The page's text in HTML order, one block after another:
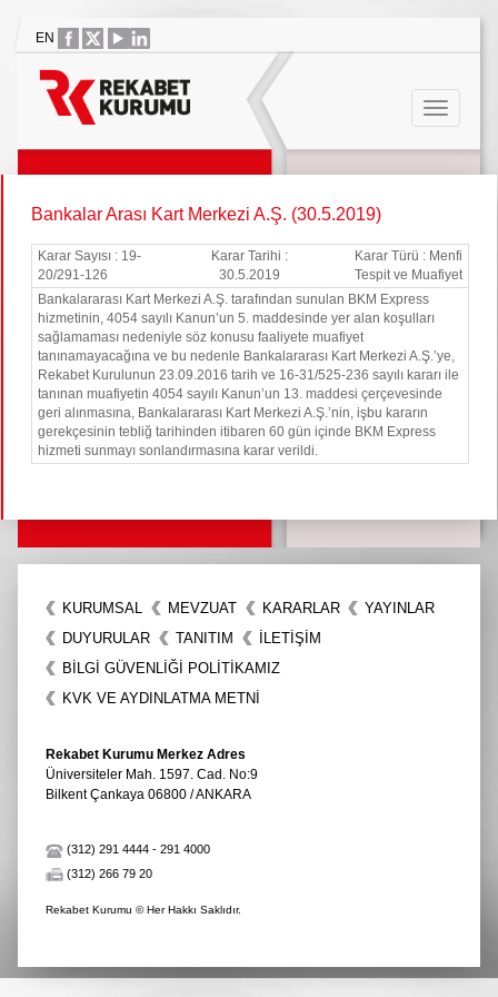
EN
Bankalar Arası Kart Merkezi A.Ş. (30.5.2019)
Karar Sayısı : 19-
20/291-126
Karar Tarihi :
30.5.2019
Karar Türü : Menfi
Tespit ve Muafiyet
Bankalararası Kart Merkezi A.Ş. tarafından sunulan BKM Express
hizmetinin, 4054 sayılı Kanun’un 5. maddesinde yer alan koşulları
sağlamaması nedeniyle söz konusu faaliyete muafiyet
tanınamayacağına ve bu nedenle Bankalararası Kart Merkezi A.Ş.’ye,
Rekabet Kurulunun 23.09.2016 tarih ve 16-31/525-236 sayılı kararı ile
tanınan muafiyetin 4054 sayılı Kanun’un 13. maddesi çerçevesinde
geri alınmasına, Bankalararası Kart Merkezi A.Ş.’nin, işbu kararın
gerekçesinin tebliğ tarihinden itibaren 60 gün içinde BKM Express
hizmeti sunmayı sonlandırmasına karar verildi.
KURUMSAL MEVZUAT KARARLAR
YAYINLAR
DUYURULAR
TANITIM
İLETIŞIM
BİLGİ GÜVENLİĞİ POLİTİKAMIZ
KVK VE AYDINLATMA METNİ
Rekabet Kurumu Merkez Adres
Üniversiteler Mah. 1597. Cad. No:9
Bilkent Çankaya 06800 / ANKARA
(312) 291 4444 - 291 4000
(312) 266 79 20
Rekabet Kurumu © Her Hakkı Saklıdır.